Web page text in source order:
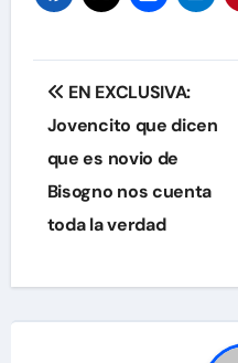
Navegación
de
entradas
EN EXCLUSIVA:
Jovencito que dicen
que es novio de
Bisogno nos cuenta
toda la verdad